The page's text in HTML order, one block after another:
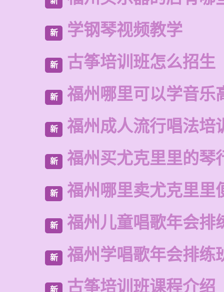
新 学钢琴视频教学
新 古筝培训班怎么招生
新 福州哪里可以学音乐
新 福州成人流行唱法培
新 福州买尤克里里的琴
新 福州哪里卖尤克里里
新 福州儿童唱歌年会排
新 福州学唱歌年会排练
新 古筝培训班课程介绍